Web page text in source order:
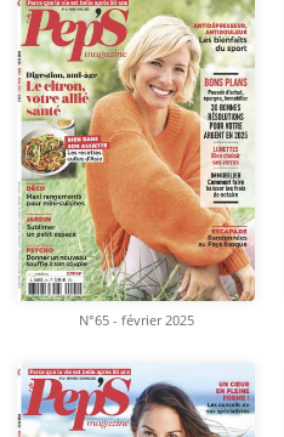
N°65 - février 2025